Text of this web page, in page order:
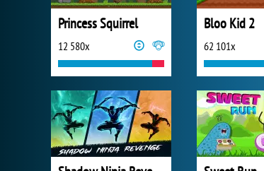
Princess Squirrel
12 580x
Bloo Kid 2
62 101x